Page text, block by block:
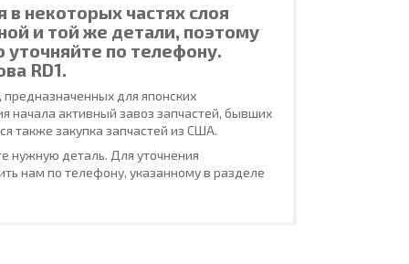
в некоторых частях слоя
и той же детали, поэтому
уточняйте по телефону.
RD1.
для японских
начала активный завоз запчастей, бывших
также закупка запчастей из США.
нужную деталь. Для уточнения
нам по телефону, указанному в разделе